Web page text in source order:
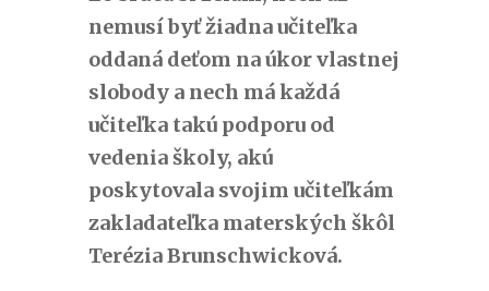
nemusí byť žiadna učiteľka
oddaná deťom na úkor vlastnej
slobody a nech má každá
učiteľka takú podporu od
vedenia školy, akú
poskytovala svojim učiteľkám
zakladateľka materských škôl
Terézia Brunschwicková.